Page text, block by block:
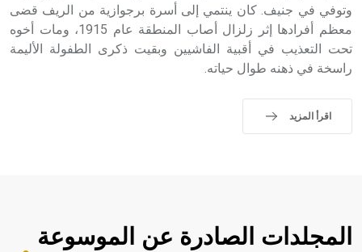
وتوفي في جنيف. كان ينتمي إلى أسرة برجوازية من الريف قضى
معظم أفرادها إثر زلزال أصاب المنطقة عام 1915، ومات أخوه
تحت التعذيب في أقبية الفاشيين وبقيت ذكرى الطفولة الأليمة
راسخة في ذهنه طوال حياته.
اقرأ المزيد
المجلدات الصادرة عن الموسوعة